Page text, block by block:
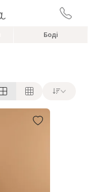
Боді